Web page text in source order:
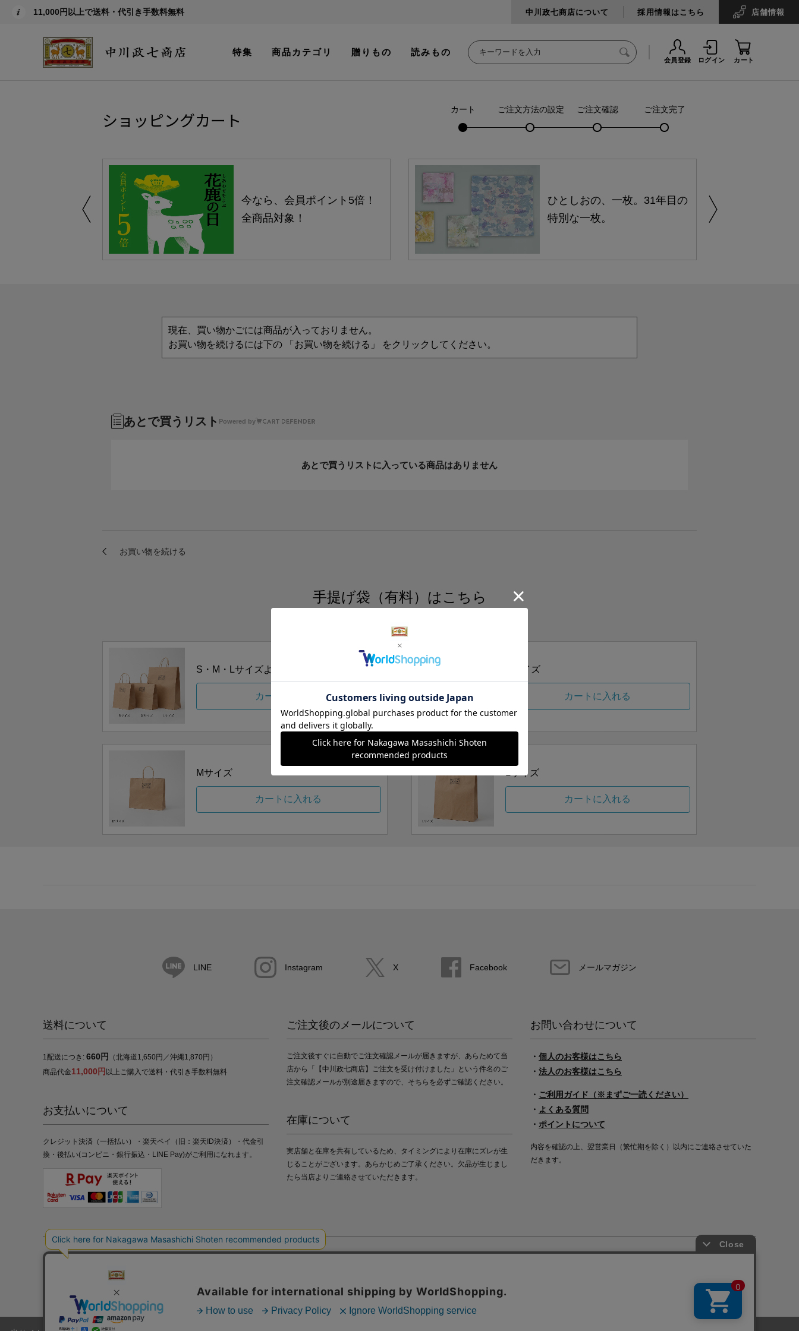
11,000円以上で送料・代引き手数料無料 中川政七商店について 採用情報はこちら 店舗情報
特集 商品カテゴリ 贈りもの 読みもの
会員登録 ログイン カート
ショッピングカート カート ご注文方法の設定 ご注文確認 ご注文完了
今なら、会員ポイント5倍！
全商品対象！
ひとしおの、一枚。31年目の
特別な一枚。
現在、買い物かごには商品が入っておりません。
お買い物を続けるには下の 「お買い物を続ける」 をクリックしてください。
あとで買うリスト Powered by
あとで買うリストに入っている商品はありません
手提げ袋（有料）はこちら
S・M・Lの3つサイズをご用意しております。
S・M・Lサイズより当店にお任せ
カートに入れる
Sサイズ
カートに入れる
Mサイズ
カートに入れる
Lサイズ
カートに入れる
LINE Instagram X Facebook メールマガジン
送料について
1配送につき: 660円
（北海道1,650円／沖縄1,870円）
商品代金11,000円 以上ご購入で送料・代引き手数料無料
お支払いについて
クレジット決済（一括払い）・楽天ペイ（旧：楽天ID決済）・代金引
換・後払い(コンビニ・銀行振込・LINE Pay)がご利用になれます。
ご注文後のメールについて
ご注文後すぐに自動でご注文確認メールが届きますが、あらためて当
店から「【中川政七商店】ご注文を受け付けました」という件名のご
注文確認メールが別途届きますので、そちらを必ずご確認ください。
在庫について
実店舗と在庫を共有しているため、タイミングにより在庫にズレが生
じることがございます。あらかじめご了承ください。欠品が生じまし
たら当店よりご連絡させていただきます。
お問い合わせについて
・ 個人のお客様はこちら
・ 法人のお客様はこちら
・ ご利用ガイド（※まずご一読ください）
・ よくある質問
・ ポイントについて
内容を確認の上、翌営業日（繁忙期を除く）以内にご連絡させていた
だきます。
プライバシーポリシー